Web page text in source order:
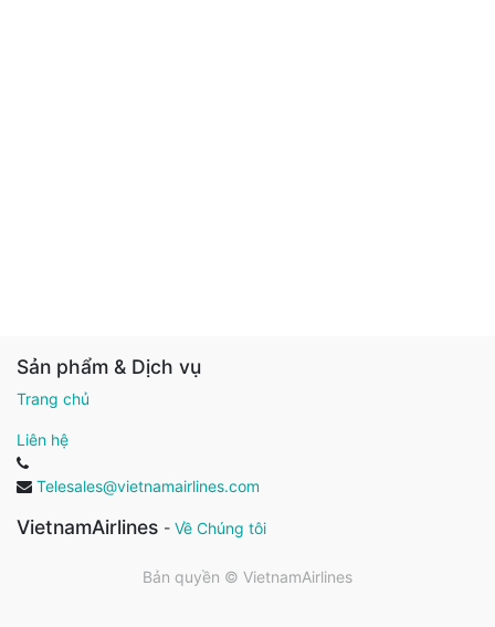
Sản phẩm & Dịch vụ
Trang chủ
Liên hệ
Telesales@vietnamairlines.com
VietnamAirlines - Về Chúng tôi
Bản quyền © VietnamAirlines